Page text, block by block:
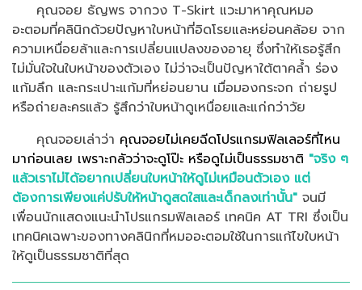
คุณจอย ธัญพร จากวง T-Skirt แวะมาหาคุณหมอ
อะตอมที่คลินิกด้วยปัญหาใบหน้าที่อิดโรยและหย่อนคล้อย จาก
ความเหนื่อยล้าและการเปลี่ยนแปลงของอายุ ซึ่งทำให้เธอรู้สึก
ไม่มั่นใจในใบหน้าของตัวเอง ไม่ว่าจะเป็นปัญหาใต้ตาคล้ำ ร่อง
แก้มลึก และกระเปาะแก้มที่หย่อนยาน เมื่อมองกระจก ถ่ายรูป
หรือถ่ายละครแล้ว รู้สึกว่าใบหน้าดูเหนื่อยและแก่กว่าวัย
คุณจอยเล่าว่า คุณจอยไม่เคยฉีดโปรแกรมฟิลเลอร์ที่ไหน
มาก่อนเลย เพราะกลัวว่าจะดูโป๊ะ หรือดูไม่เป็นธรรมชาติ "จริง ๆ
แล้วเราไม่ได้อยากเปลี่ยนใบหน้าให้ดูไม่เหมือนตัวเอง แต่
ต้องการเพียงแค่ปรับให้หน้าดูสดใสและเด็กลงเท่านั้น" จนมี
เพื่อนนักแสดงแนะนำโปรแกรมฟิลเลอร์ เทคนิค AT TRI ซึ่งเป็น
เทคนิคเฉพาะของทางคลินิกที่หมออะตอมใช้ในการแก้ไขใบหน้า
ให้ดูเป็นธรรมชาติที่สุด